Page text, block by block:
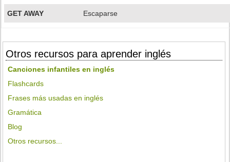
GET AWAY Escaparse
Otros recursos para aprender inglés
Canciones infantiles en inglés
Flashcards
Frases más usadas en inglés
Gramática
Blog
Otros recursos...